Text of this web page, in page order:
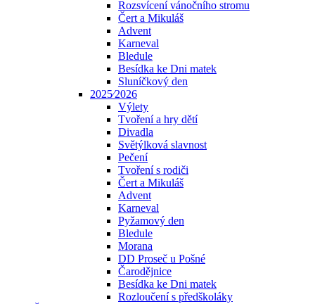
Rozsvícení vánočního stromu
Čert a Mikuláš
Advent
Karneval
Bledule
Besídka ke Dni matek
Sluníčkový den
2025⁄2026
Výlety
Tvoření a hry dětí
Divadla
Světýlková slavnost
Pečení
Tvoření s rodiči
Čert a Mikuláš
Advent
Karneval
Pyžamový den
Bledule
Morana
DD Proseč u Pošné
Čarodějnice
Besídka ke Dni matek
Rozloučení s předškoláky